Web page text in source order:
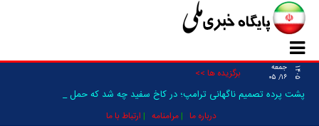
۱۴۰۵
جمعه
۱۶/ ۰۵
برگزیده ها >>
پشت پرده تصمیم ناگهانی ترامپ؛ در کاخ سفید چه شد که حمله ب_
درباره ما مرامنامه ارتباط با ما